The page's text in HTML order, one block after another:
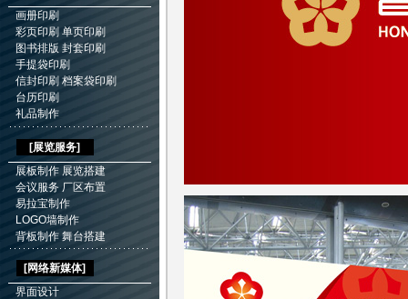
画册印刷
彩页印刷 单页印刷
图书排版 封套印刷
手提袋印刷
信封印刷 档案袋印刷
台历印刷
礼品制作
[展览服务]
展板制作 展览搭建
会议服务 厂区布置
易拉宝制作
LOGO墙制作
背板制作 舞台搭建
[网络新媒体]
界面设计